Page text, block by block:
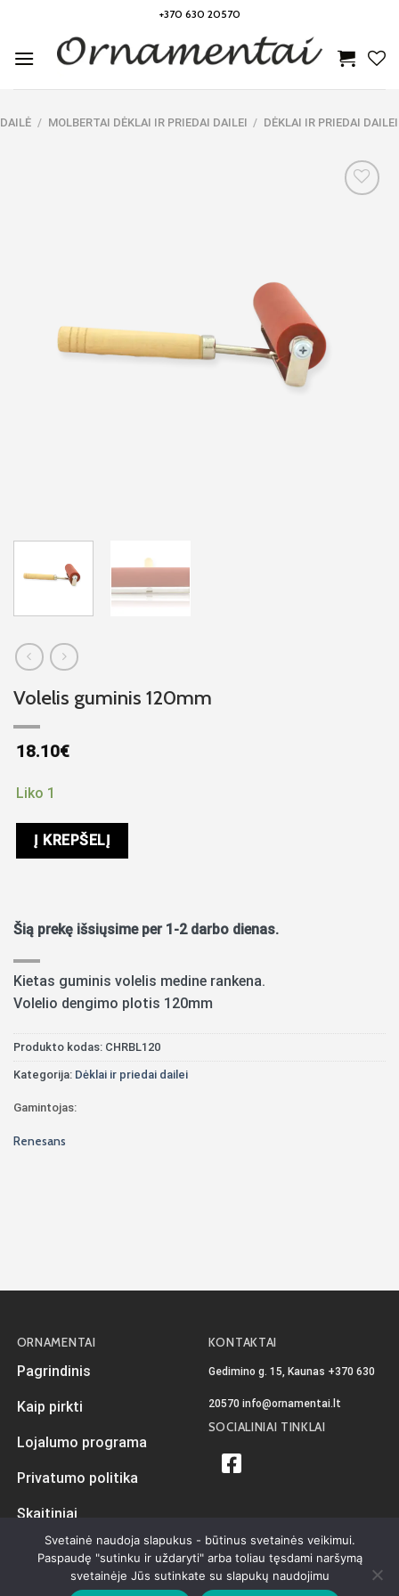
content
+370 630 20570
DAILĖ / MOLBERTAI DĖKLAI IR PRIEDAI DAILEI / DĖKLAI IR PRIEDAI DAILEI
Volelis guminis 120mm
18.10€
Liko 1
Į KREPŠELĮ
Šią prekę išsiųsime per 1-2 darbo dienas.
Kietas guminis volelis medine rankena.
Volelio dengimo plotis 120mm
Produkto kodas: CHRBL120
Kategorija: Dėklai ir priedai dailei
Gamintojas:
Renesans
ORNAMENTAI
Pagrindinis
Kaip pirkti
Lojalumo programa
Privatumo politika
Skaitiniai
KONTAKTAI
Gedimino g. 15, Kaunas +370 630
20570 info@ornamentai.lt
SOCIALINIAI TINKLAI
iKiwi.ltVisos teisės priklauso Ornamentai.lt © 2026
Svetainė naudoja slapukus - būtinus svetainės veikimui.
Paspaudę "sutinku ir uždaryti" arba toliau tęsdami naršymą
svetainėje Jūs sutinkate su slapukų naudojimu